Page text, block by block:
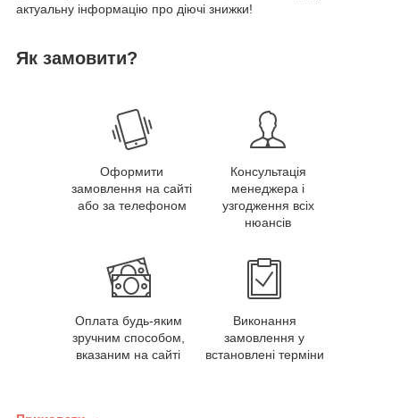
актуальну інформацію про діючі знижки!
Як замовити?
Оформити
замовлення на сайті
або за телефоном
Консультація
менеджера і
узгодження всіх
нюансів
Оплата будь-яким
зручним способом,
вказаним на сайті
Виконання
замовлення у
встановлені терміни